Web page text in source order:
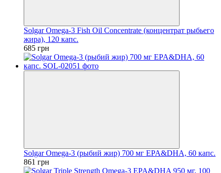
Solgar Omega-3 Fish Oil Concentrate (концентрат рыбьего
жира), 120 капс.
685 грн
Solgar Omega-3 (рыбий жир) 700 мг EPA&DHA, 60 капс.
861 грн